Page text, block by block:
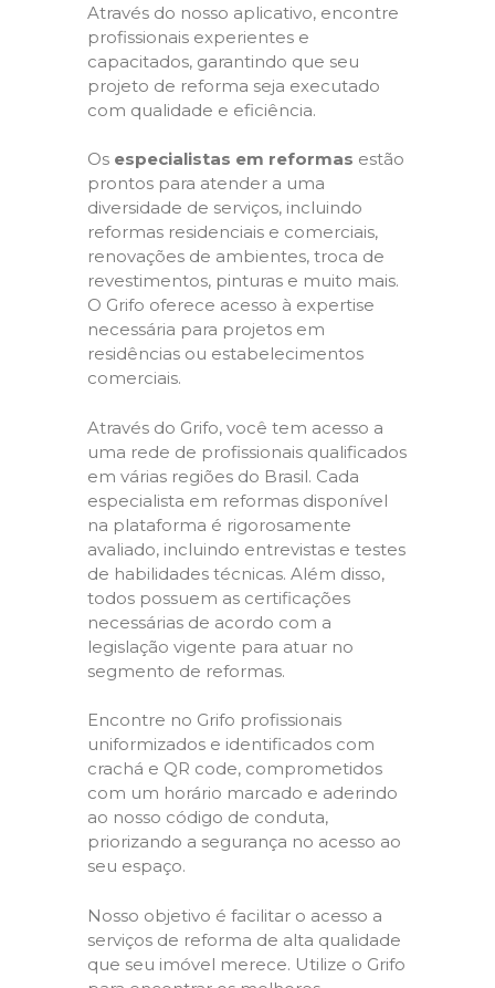
Através do nosso aplicativo, encontre
profissionais experientes e
capacitados, garantindo que seu
projeto de reforma seja executado
com qualidade e eficiência.
Os especialistas em reformas estão
prontos para atender a uma
diversidade de serviços, incluindo
reformas residenciais e comerciais,
renovações de ambientes, troca de
revestimentos, pinturas e muito mais.
O Grifo oferece acesso à expertise
necessária para projetos em
residências ou estabelecimentos
comerciais.
Através do Grifo, você tem acesso a
uma rede de profissionais qualificados
em várias regiões do Brasil. Cada
especialista em reformas disponível
na plataforma é rigorosamente
avaliado, incluindo entrevistas e testes
de habilidades técnicas. Além disso,
todos possuem as certificações
necessárias de acordo com a
legislação vigente para atuar no
segmento de reformas.
Encontre no Grifo profissionais
uniformizados e identificados com
crachá e QR code, comprometidos
com um horário marcado e aderindo
ao nosso código de conduta,
priorizando a segurança no acesso ao
seu espaço.
Nosso objetivo é facilitar o acesso a
serviços de reforma de alta qualidade
que seu imóvel merece. Utilize o Grifo